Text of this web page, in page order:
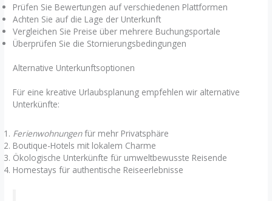
Prüfen Sie Bewertungen auf verschiedenen Plattformen
Achten Sie auf die Lage der Unterkunft
Vergleichen Sie Preise über mehrere Buchungsportale
Überprüfen Sie die Stornierungsbedingungen
Alternative Unterkunftsoptionen
Für eine kreative Urlaubsplanung empfehlen wir alternative
Unterkünfte:
Ferienwohnungenfür mehr Privatsphäre
Boutique-Hotels mit lokalem Charme
Ökologische Unterkünfte für umweltbewusste Reisende
Homestays für authentische Reiseerlebnisse